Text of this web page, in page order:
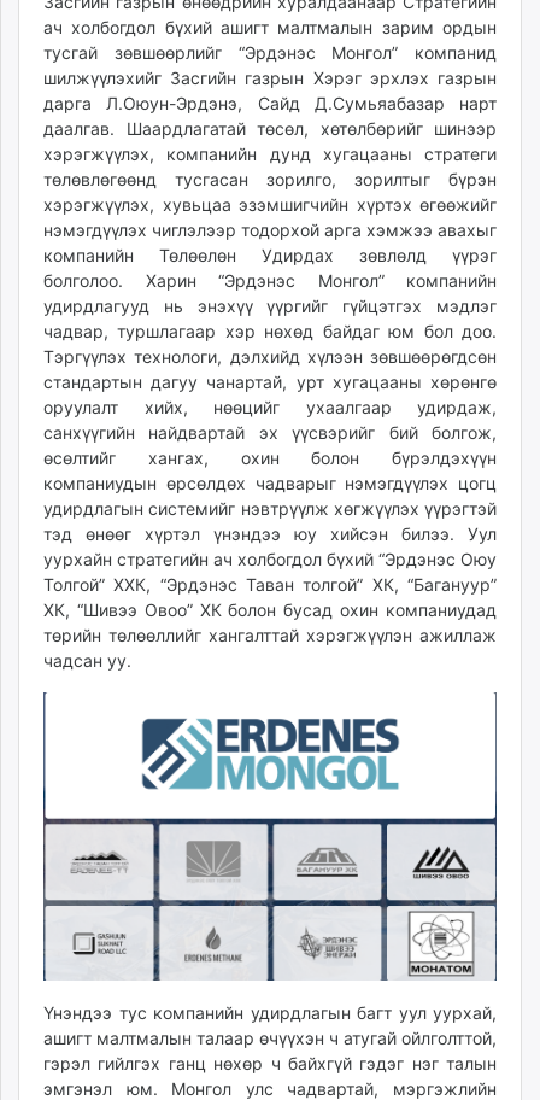
unuudur.mn
isee.mn
mglradio.com
fact.mn
itoim.mn
tumen.mn
shuum.mn
times.mn
tvmongolia.mn
mass.mn
unegui.mn
assa.mn
toim.mn
tac.mn
paparazzi.mn
ач холбогдол бүхий ашигт малтмалын зарим ордын
тусгай зөвшөөрлийг “Эрдэнэс Монгол” компанид
шилжүүлэхийг Засгийн газрын Хэрэг эрхлэх газрын
дарга Л.Оюун-Эрдэнэ, Сайд Д.Сумьяабазар нарт
даалгав. Шаардлагатай төсөл, хөтөлбөрийг шинээр
хэрэгжүүлэх, компанийн дунд хугацааны стратеги
төлөвлөгөөнд тусгасан зорилго, зорилтыг бүрэн
хэрэгжүүлэх, хувьцаа эзэмшигчийн хүртэх өгөөжийг
нэмэгдүүлэх чиглэлээр тодорхой арга хэмжээ авахыг
компанийн Төлөөлөн Удирдах зөвлөлд үүрэг
болголоо. Харин “Эрдэнэс Монгол” компанийн
удирдлагууд нь энэхүү үүргийг гүйцэтгэх мэдлэг
чадвар, туршлагаар хэр нөхөд байдаг юм бол доо.
Тэргүүлэх технологи, дэлхийд хүлээн зөвшөөрөгдсөн
стандартын дагуу чанартай, урт хугацааны хөрөнгө
оруулалт хийх, нөөцийг ухаалгаар удирдаж,
санхүүгийн найдвартай эх үүсвэрийг бий болгож,
өсөлтийг хангах, охин болон бүрэлдэхүүн
компаниудын өрсөлдөх чадварыг нэмэгдүүлэх цогц
удирдлагын системийг нэвтрүүлж хөгжүүлэх үүрэгтэй
тэд өнөөг хүртэл үнэндээ юу хийсэн билээ. Уул
уурхайн стратегийн ач холбогдол бүхий “Эрдэнэс Оюу
Толгой” ХХК, “Эрдэнэс Таван толгой” ХК, “Багануур”
ХК, “Шивээ Овоо” ХК болон бусад охин компаниудад
төрийн төлөөллийг хангалттай хэрэгжүүлэн ажиллаж
чадсан уу.
Үнэндээ тус компанийн удирдлагын багт уул уурхай,
ашигт малтмалын талаар өчүүхэн ч атугай ойлголттой,
гэрэл гийлгэх ганц нөхөр ч байхгүй гэдэг нэг талын
эмгэнэл юм. Монгол улс чадвартай, мэргэжлийн